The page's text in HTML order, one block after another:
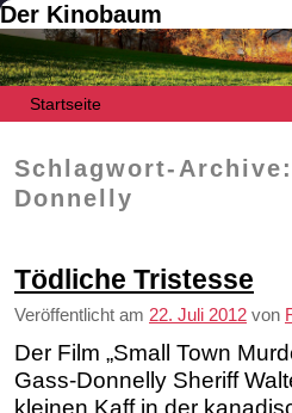
Der Kinobaum
Startseite
Schlagwort-Archive:
Donnelly
Tödliche Tristesse
Veröffentlicht am 22. Juli 2012 von
Der Film „Small Town
Gass-Donnelly Sheriff